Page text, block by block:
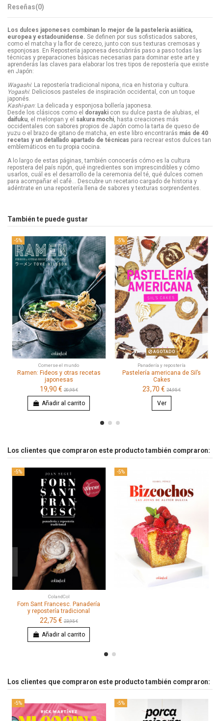
Reseñas(0)
Los dulces japoneses combinan lo mejor de la pastelería asiática,
europea y estadounidense. Se definen por sus sofisticados sabores,
como el matcha y la flor de cerezo, junto con sus texturas cremosas y
esponjosas. En Repostería japonesa descubrirás paso a paso todas las
técnicas y preparaciones básicas necesarias para dominar este arte y
aprenderás las claves para elaborar los tres tipos de repostería que existe
en Japón:
Wagashi: La repostería tradicional nipona, rica en historia y cultura.
Yogashi: Deliciosos pasteles de inspiración occidental, con un toque
japonés.
Kashi-pan: La delicada y esponjosa bollería japonesa.
Desde los clásicos como el dorayaki con su dulce pasta de alubias, el
daifuku , el melonpan y el sakura mochi , hasta creaciones más
occidentales con sabores propios de Japón como la tarta de queso de
yuzu o el brazo de gitano de matcha, en este libro encontrarás más de 40
recetas y un detallado apartado de técnicas para recrear estos dulces tan
emblemáticos en tu propia cocina.
A lo largo de estas páginas, también conocerás cómo es la cultura
repostera del país nipón, qué ingredientes son imprescindibles y cómo
usarlos, cuál es el desarrollo de la ceremonia del té, qué dulces comen
para acompañar el café... Descubre un recetario cargado de historia y
adéntrate en una repostería llena de sabores y texturas sorprendentes.
También te puede gustar
-5%
Comerse el mundo
Ramen: Fideos y otras recetas
japonesas
19,90 €20,95 €
Añadir al carrito
-5%
AGOTADO
Panadería y repostería
Pastelería americana de Sil’s
Cakes
23,70 €24,95 €
Ver
Los clientes que compraron este producto también compraron:
-5%
ColandCol
Forn Sant Francesc. Panadería
y repostería tradicional
22,75 €23,95 €
Añadir al carrito
-5%
Los clientes que compraron este producto también compraron:
-5% -5%